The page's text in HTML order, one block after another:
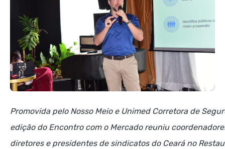
Promovida pelo Nosso Meio e Unimed Corretora de
edição do Encontro com o Mercado reuniu
diretores e presidentes de sindicatos do Ceará no